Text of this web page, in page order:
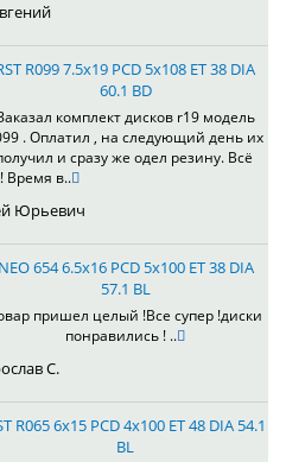
R099 7.5x19 PCD 5x108 ET 38 DIA
60.1 BD
комплект дисков r19 модель
. Оплатил , на следующий день их
и сразу же одел резину. Всё
Время в..
Юрьевич
NEO 654 6.5x16 PCD 5x100 ET 38 DIA
57.1 BL
пришел целый !Все супер !диски
понравились ! ..
С.
R065 6x15 PCD 4x100 ET 48 DIA 54.1
BL